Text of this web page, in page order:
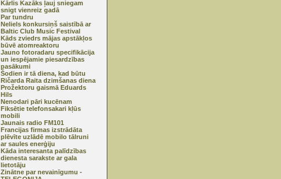
Kārlis Kazāks ļauj sniegam
snigt vienreiz gadā
Par tundru
Neliels konkursiņš saistībā ar
Baltic Club Music Festival
Kāds zviedrs mājas apstākļos
būvē atomreaktoru
Jauno fotoradaru specifikācija
un iespējamie piesardzības
pasākumi
Šodien ir tā diena, kad būtu
Ričarda Raita dzimšanas diena
Prožektoru gaismā Eduards
Hils
Nenodari pāri kucēnam
Fiksētie telefonsakari kļūs
mobili
Jaunais radio FM101
Francijas firmas izstrādāta
plēvīte uzlādē mobilo tālruni
ar saules enerģiju
Kāda interesanta palīdzības
dienesta sarakste ar gala
lietotāju
Zinātne par nevainīgumu -